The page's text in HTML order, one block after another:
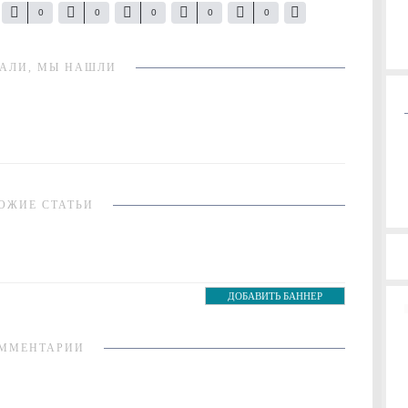
0 0 0 0 0
МЫ НАШЛИ
СТАТЬИ
ДОБАВИТЬ БАННЕР